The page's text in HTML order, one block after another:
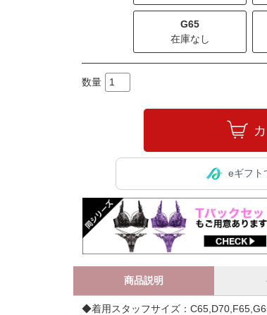
G65
在庫なし
eギフト
商品説明
◆着用スタッフサイズ：